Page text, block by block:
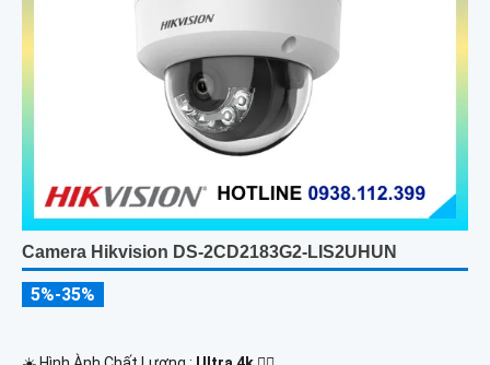
Camera Hikvision DS-2CD2183G2-LIS2UHUN
5%-35%